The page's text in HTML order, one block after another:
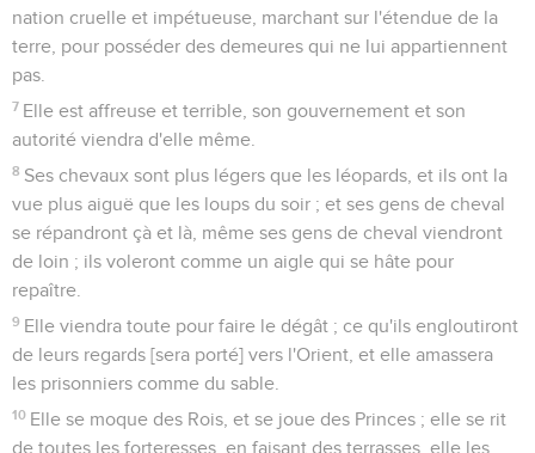
nation cruelle et impétueuse, marchant sur l'étendue de la
terre, pour posséder des demeures qui ne lui appartiennent
pas.
7 Elle est affreuse et terrible, son gouvernement et son
autorité viendra d'elle même.
8 Ses chevaux sont plus légers que les léopards, et ils ont la
vue plus aiguë que les loups du soir ; et ses gens de cheval
se répandront çà et là, même ses gens de cheval viendront
de loin ; ils voleront comme un aigle qui se hâte pour
repaître.
9 Elle viendra toute pour faire le dégât ; ce qu'ils engloutiront
de leurs regards [sera porté] vers l'Orient, et elle amassera
les prisonniers comme du sable.
10 Elle se moque des Rois, et se joue des Princes ; elle se rit
de toutes les forteresses, en faisant des terrasses, elle les